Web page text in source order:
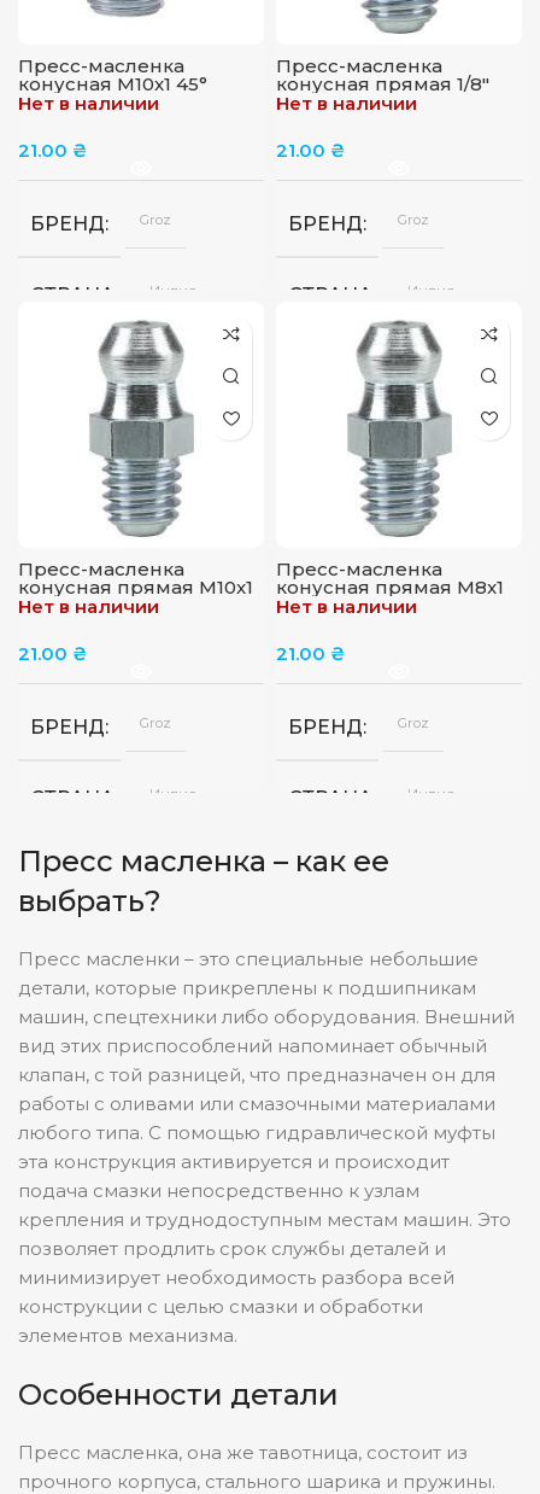
Пресс-масленка
конусная M10x1 45°
GROZ GFT/10/1/45
Нет в наличии
21.00 ₴
БРЕНД Groz
СТРАНА Индия
Пресс-масленка
конусная прямая 1/8″
GFT/R/1-8/28
Нет в наличии
21.00 ₴
БРЕНД Groz
СТРАНА Индия
Пресс-масленка
конусная прямая M10x1
GROZ GFT/10/1
Нет в наличии
21.00 ₴
БРЕНД Groz
СТРАНА Индия
Пресс-масленка
конусная прямая M8x1
GROZ GFT/8/1
Нет в наличии
21.00 ₴
БРЕНД Groz
СТРАНА Индия
Пресс масленка – как ее
выбрать?
Пресс масленки – это специальные небольшие
детали, которые прикреплены к подшипникам
машин, спецтехники либо оборудования. Внешний
вид этих приспособлений напоминает обычный
клапан, с той разницей, что предназначен он для
работы с оливами или смазочными материалами
любого типа. С помощью гидравлической муфты
эта конструкция активируется и происходит
подача смазки непосредственно к узлам
крепления и труднодоступным местам машин. Это
позволяет продлить срок службы деталей и
минимизирует необходимость разбора всей
конструкции с целью смазки и обработки
элементов механизма.
Особенности детали
Пресс масленка, она же тавотница, состоит из
прочного корпуса, стального шарика и пружины.